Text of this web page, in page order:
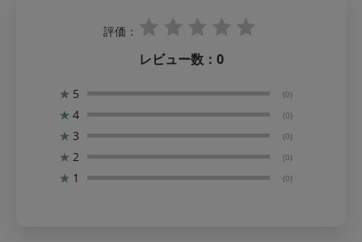
評価：
レビュー数： 0
★ 5 (0)
★ 4 (0)
★ 3 (0)
★ 2 (0)
★ 1 (0)